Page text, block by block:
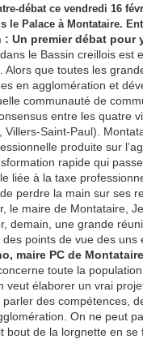
débat ce vendredi 16
le Palace à Montataire.
: Un premier débat pour
le Bassin creillois est
Alors que toutes les
en agglomération et
communauté de
entre les quatre
Villers-Saint-Paul).
produite sur
rapide qui
liée à la taxe
perdre la main sur ses
le maire de Montataire,
demain, une grande
points de vue des uns
maire PC de Montataire
toute la
veut élaborer un vrai
des compétences,
On ne peut
bout de la lorgnette en se